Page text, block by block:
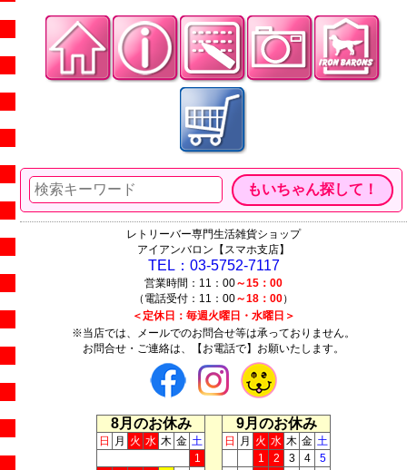
レトリーバー専門生活雑貨ショップ
アイアンバロン【スマホ支店】
TEL：03-5752-7117
営業時間：11：00～15：00
（電話受付：11：00～18：00）
＜定休日：毎週火曜日・水曜日＞
※当店では、メールでのお問合せ等は承っておりません。
お問合せ・ご連絡は、【お電話で】お願いたします。
8月のお休み 9月のお休み
日 月 火 水 木 金 土 日 月 火 水 木 金 土
1
1 2 3 4
5